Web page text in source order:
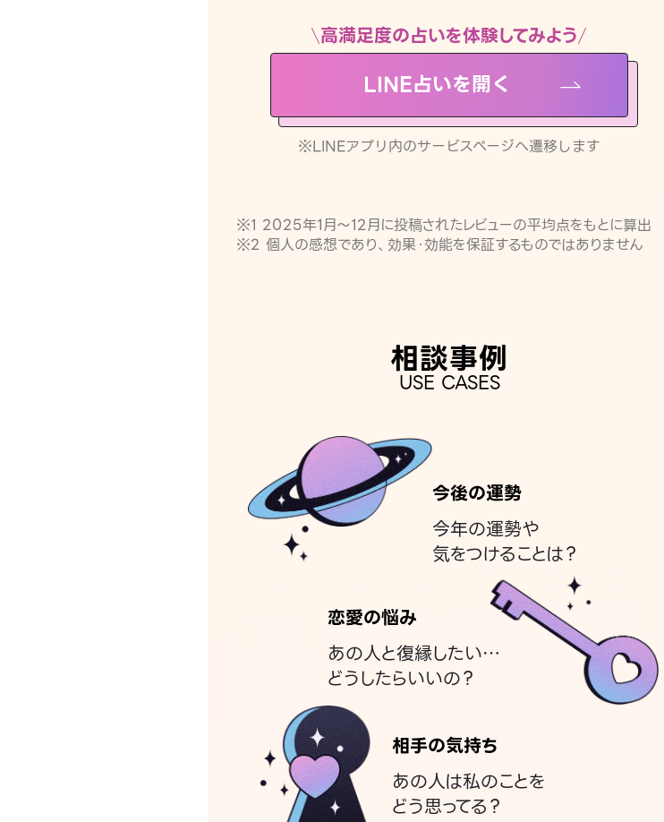
高満足度の占いを体験してみよう
LINE占いを開く
※LINEアプリ内のサービスページへ遷移します
※1 2025年1月〜12月に投稿されたレビューの平均点をもとに算出
※2 個人の感想であり、効果・効能を保証するものではありません
相談事例
USE CASES
今後の運勢
今年の運勢や
気をつけることは？
恋愛の悩み
あの人と復縁したい…
どうしたらいいの？
相手の気持ち
あの人は私のことを
どう思ってる？